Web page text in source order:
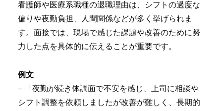
看護師や医療系職種の退職理由は、シフトの過度な
偏りや夜勤負担、人間関係などが多く挙げられま
す。面接では、現場で感じた課題や改善のために努
力した点を具体的に伝えることが重要です。
例文
– 「夜勤が続き体調面で不安を感じ、上司に相談や
シフト調整を依頼しましたが改善が難しく、長期的